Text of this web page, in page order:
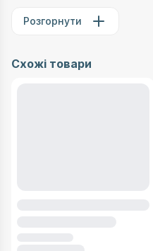
Розгорнути
Схожі товари